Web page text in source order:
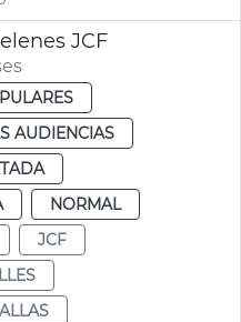
JCF
AUDIENCIAS
NORMAL
JCF